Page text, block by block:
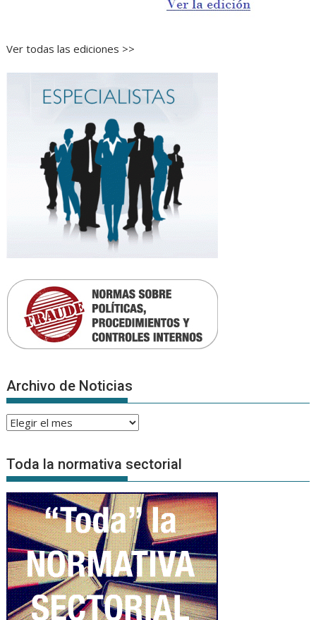
Ver todas las ediciones >>
Archivo de Noticias
Archivo
Noticias
Toda la normativa sectorial